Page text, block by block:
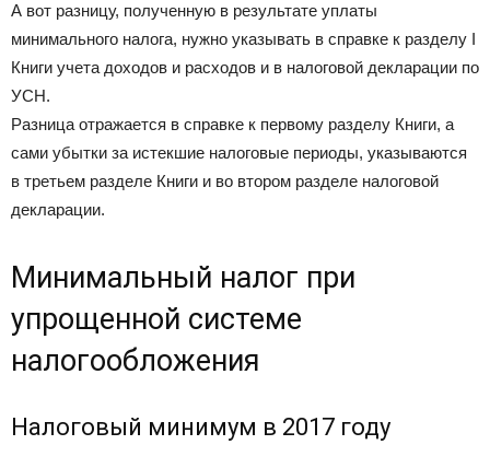
А вот разницу, полученную в результате уплаты
минимального налога, нужно указывать в справке к разделу I
Книги учета доходов и расходов и в налоговой декларации по
УСН.
Разница отражается в справке к первому разделу Книги, а
сами убытки за истекшие налоговые периоды, указываются
в третьем разделе Книги и во втором разделе налоговой
декларации.
Минимальный налог при
упрощенной системе
налогообложения
Налоговый минимум в 2017 году